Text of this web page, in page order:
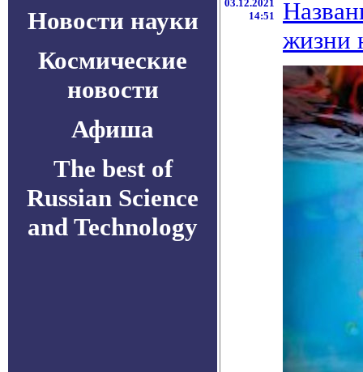
Новости науки
Космические
новости
Афиша
The best of
Russian Science
and Technology
03.12.2021
14:51
жизни